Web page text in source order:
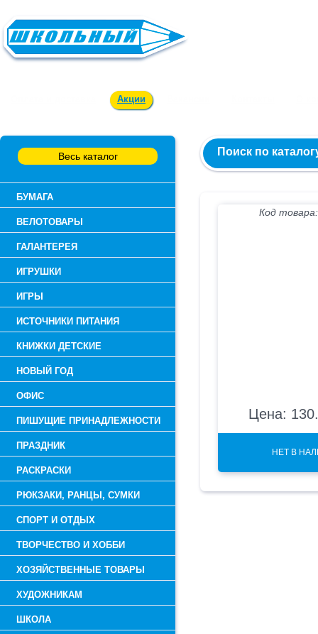
Акции
Весь каталог
БУМАГА
ВЕЛОТОВАРЫ
ГАЛАНТЕРЕЯ
ИГРУШКИ
ИГРЫ
ИСТОЧНИКИ ПИТАНИЯ
КНИЖКИ ДЕТСКИЕ
НОВЫЙ ГОД
ОФИС
ПИШУЩИЕ ПРИНАДЛЕЖНОСТИ
ПРАЗДНИК
РАСКРАСКИ
РЮКЗАКИ, РАНЦЫ, СУМКИ
СПОРТ И ОТДЫХ
ТВОРЧЕСТВО И ХОББИ
ХОЗЯЙСТВЕННЫЕ ТОВАРЫ
ХУДОЖНИКАМ
ШКОЛА
Поиск по
Код
Цена:
НЕТ В